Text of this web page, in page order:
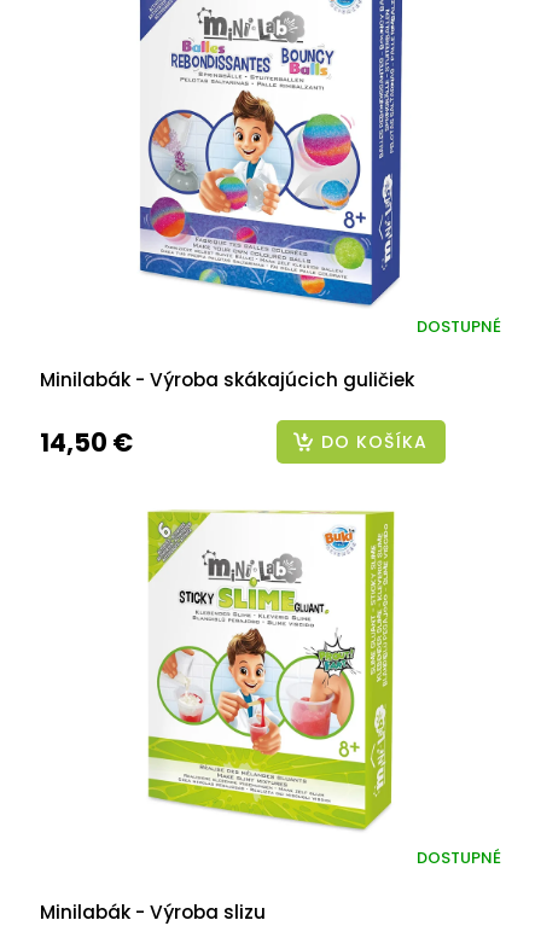
Minilabák - Výroba skákajúcich guličiek
DOSTUPNÉ
14,50 € DO KOŠÍKA
Minilabák - Výroba slizu
DOSTUPNÉ